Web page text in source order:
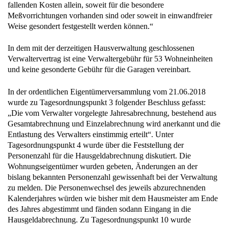
fallenden Kosten allein, soweit für die besondere
Meßvorrichtungen vorhanden sind oder soweit in einwandfreier
Weise gesondert festgestellt werden können.“
In dem mit der derzeitigen Hausverwaltung geschlossenen
Verwaltervertrag ist eine Verwaltergebühr für 53 Wohneinheiten
und keine gesonderte Gebühr für die Garagen vereinbart.
In der ordentlichen Eigentümerversammlung vom 21.06.2018
wurde zu Tagesordnungspunkt 3 folgender Beschluss gefasst:
„Die vom Verwalter vorgelegte Jahresabrechnung, bestehend aus
Gesamtabrechnung und Einzelabrechnung wird anerkannt und die
Entlastung des Verwalters einstimmig erteilt“. Unter
Tagesordnungspunkt 4 wurde über die Feststellung der
Personenzahl für die Hausgeldabrechnung diskutiert. Die
Wohnungseigentümer wurden gebeten, Änderungen an der
bislang bekannten Personenzahl gewissenhaft bei der Verwaltung
zu melden. Die Personenwechsel des jeweils abzurechnenden
Kalenderjahres würden wie bisher mit dem Hausmeister am Ende
des Jahres abgestimmt und fänden sodann Eingang in die
Hausgeldabrechnung. Zu Tagesordnungspunkt 10 wurde